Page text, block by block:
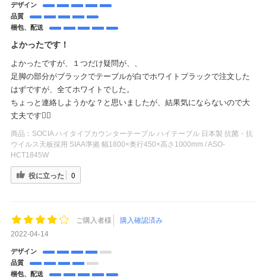
デザイン
品質
梱包、配送
よかったです！
よかったですが、１つだけ疑問が、、
足脚の部分がブラックでテーブルが白でホワイトブラックで注文した
はずですが、全てホワイトでした。
ちょっと連絡しようかな？と思いましたが、結果気にならないので大
丈夫です🙆‍♀️
商品： SOCIA ハイタイプカウンターテーブル ハイテーブル 日本製 抗菌・抗
ウイルス天板採用 SIAA準拠 幅1800×奥行450×高さ1000mm / ASO-
HCT1845W
役に立った 0
ご購入者様
購入確認済み
2022-04-14
デザイン
品質
梱包、配送